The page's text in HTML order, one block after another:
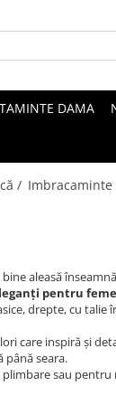
DAMA
/
aleasă
pentru
drepte, cu
care inspiră și
până seara.
sau pentru